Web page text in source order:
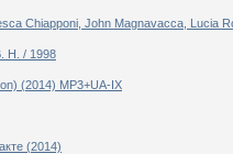
Chiapponi, John Magnavacca, Lucia
Н. / 1998
(2014) MP3+UA-IX
(2014)